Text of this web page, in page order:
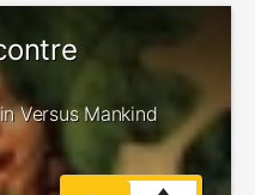
Versus Mankind